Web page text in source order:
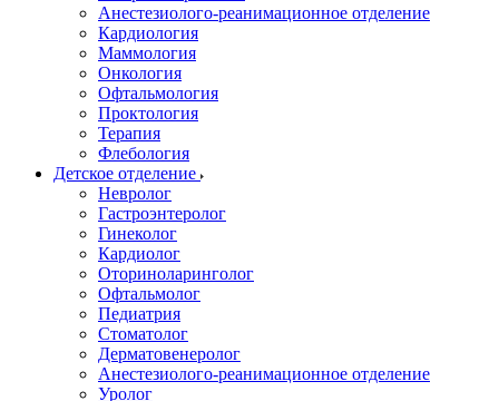
Анестезиолого-реанимационное отделение
Кардиология
Маммология
Онкология
Офтальмология
Проктология
Терапия
Флебология
Детское отделение
Невролог
Гастроэнтеролог
Гинеколог
Кардиолог
Оториноларинголог
Офтальмолог
Педиатрия
Стоматолог
Дерматовенеролог
Анестезиолого-реанимационное отделение
Уролог